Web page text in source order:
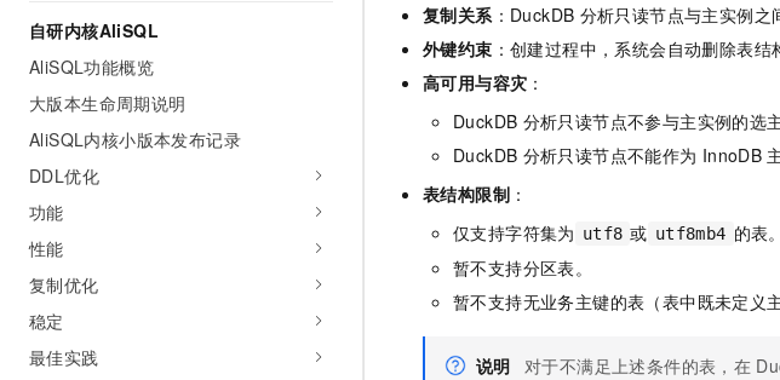
自研内核AliSQL
AliSQL功能概览
大版本生命周期说明
AliSQL内核小版本发布记录
DDL优化
功能
性能
复制优化
稳定
最佳实践
复制关系 ：DuckDB 分析只读节点与主实例之
外键约束 ：创建过程中，系统会自动删除表结
高可用与容灾 ：
DuckDB 分析只读节点不参与主实例的选主
DuckDB 分析只读节点不能作为 InnoDB
表结构限制 ：
仅支持字符集为 utf8 或 utf8mb4 的表。
暂不支持分区表。
暂不支持无业务主键的表（表中既未定义
说明 对于不满足上述条件的表，在